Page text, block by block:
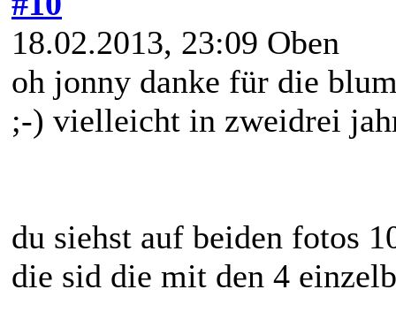
18.02.2013, 23:09 Oben
oh jonny danke für die
;-) vielleicht in zweidrei
du siehst auf beiden fotos
die sid die mit den 4